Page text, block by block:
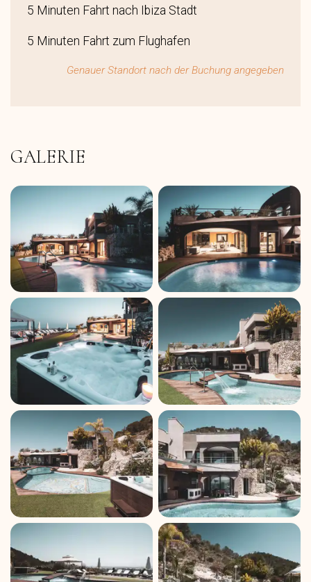
5 Minuten Fahrt nach Ibiza Stadt
5 Minuten Fahrt zum Flughafen
Genauer Standort nach der Buchung angegeben
GALERIE